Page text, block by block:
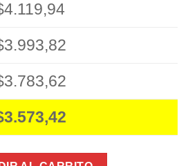
Carpintero 20” 51Cm Hand